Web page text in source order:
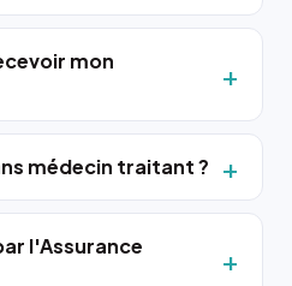
mon
médecin traitant ?
l'Assurance